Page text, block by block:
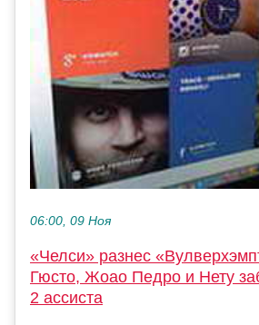
06:00, 09 Ноя
«Челси» разнес
Гюсто, Жоао Педро и Нету
2 ассиста